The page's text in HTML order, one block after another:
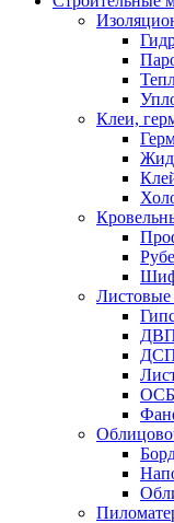
Клеи,
Листовые
ОСБ